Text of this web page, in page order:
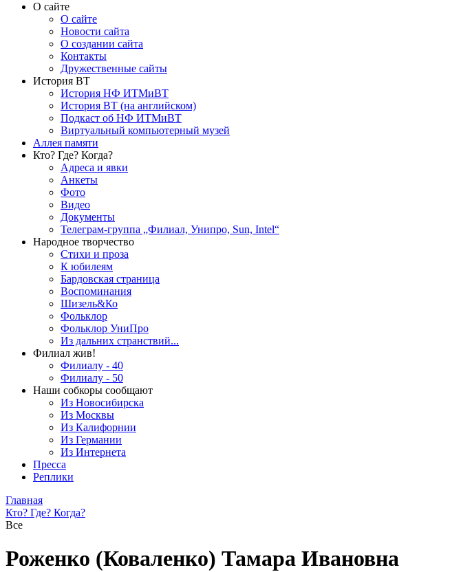
О сайте
О сайте
Новости сайта
О создании сайта
Контакты
Дружественные сайты
История ВТ
История НФ ИТМиВТ
История ВТ (на английском)
Подкаст об НФ ИТМиВТ
Виртуальный компьютерный музей
Аллея памяти
Кто? Где? Когда?
Адреса и явки
Анкеты
Фото
Видео
Документы
Телеграм-группа „Филиал, Унипро, Sun, Intel“
Народное творчество
Стихи и проза
К юбилеям
Бардовская страница
Воспоминания
Шизель&Ко
Фольклор
Фольклор УниПро
Из дальних странствий...
Филиал жив!
Филиалу - 40
Филиалу - 50
Наши собкоры сообщают
Из Новосибирска
Из Москвы
Из Калифорнии
Из Германии
Из Интернета
Пресса
Реплики
Главная
Кто? Где? Когда?
Все
Роженко (Коваленко) Тамара Ивановна